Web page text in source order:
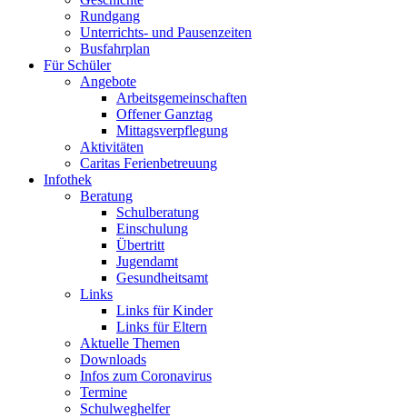
Rundgang
Unterrichts- und Pausenzeiten
Busfahrplan
Für Schüler
Angebote
Arbeitsgemeinschaften
Offener Ganztag
Mittagsverpflegung
Aktivitäten
Caritas Ferienbetreuung
Infothek
Beratung
Schulberatung
Einschulung
Übertritt
Jugendamt
Gesundheitsamt
Links
Links für Kinder
Links für Eltern
Aktuelle Themen
Downloads
Infos zum Coronavirus
Termine
Schulweghelfer